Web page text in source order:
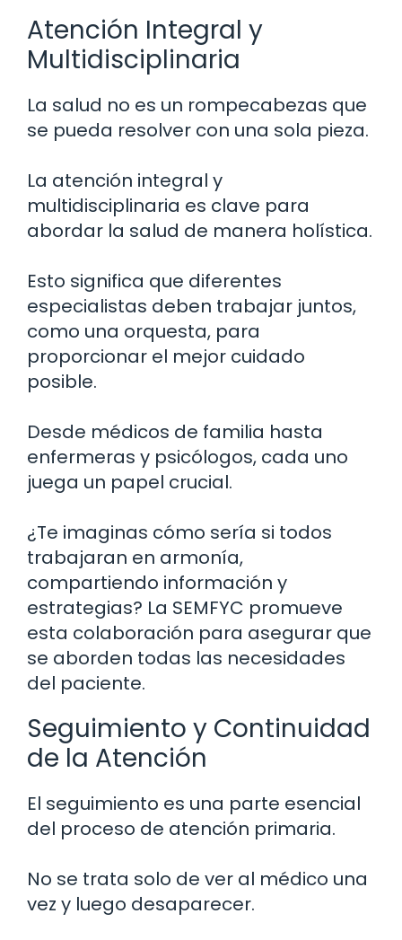
Atención Integral y
Multidisciplinaria
La salud no es un rompecabezas que
se pueda resolver con una sola pieza.
La atención integral y
multidisciplinaria es clave para
abordar la salud de manera holística.
Esto significa que diferentes
especialistas deben trabajar juntos,
como una orquesta, para
proporcionar el mejor cuidado
posible.
Desde médicos de familia hasta
enfermeras y psicólogos, cada uno
juega un papel crucial.
¿Te imaginas cómo sería si todos
trabajaran en armonía,
compartiendo información y
estrategias? La SEMFYC promueve
esta colaboración para asegurar que
se aborden todas las necesidades
del paciente.
Seguimiento y Continuidad
de la Atención
El seguimiento es una parte esencial
del proceso de atención primaria.
No se trata solo de ver al médico una
vez y luego desaparecer.